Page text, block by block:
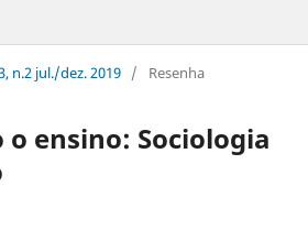
n.2 jul./dez. 2019 / Resenha
o ensino: Sociologia